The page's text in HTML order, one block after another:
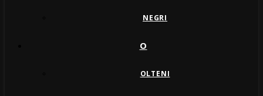
NEGRI
O
OLTENI